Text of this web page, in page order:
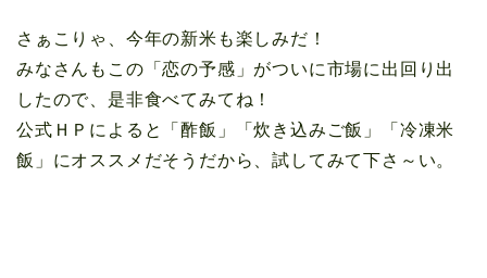
さぁこりゃ、今年の新米も楽しみだ！
みなさんもこの「恋の予感」がついに市場に出回り出
したので、是非食べてみてね！
公式ＨＰによると「酢飯」「炊き込みご飯」「冷凍米
飯」にオススメだそうだから、試してみて下さ～い。